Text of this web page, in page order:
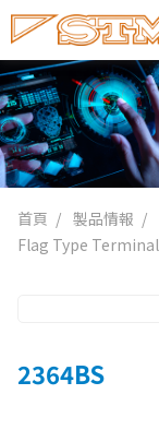
首頁 製品情報
Flag Type
2364BS